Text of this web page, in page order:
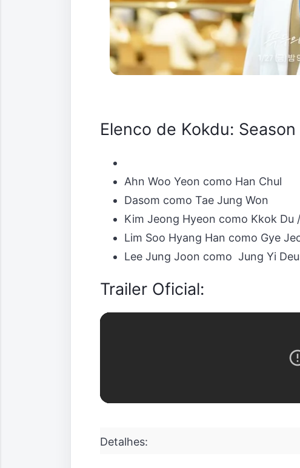
Elenco de Kokdu:
Ahn Woo Yeon como Han Chul
Dasom como Tae Jung Won
Kim Jeong Hyeon como Kkok Du
Lim Soo Hyang Han como Gye
Lee Jung Joon como Jung Yi
Trailer Oficial:
Detalhes: